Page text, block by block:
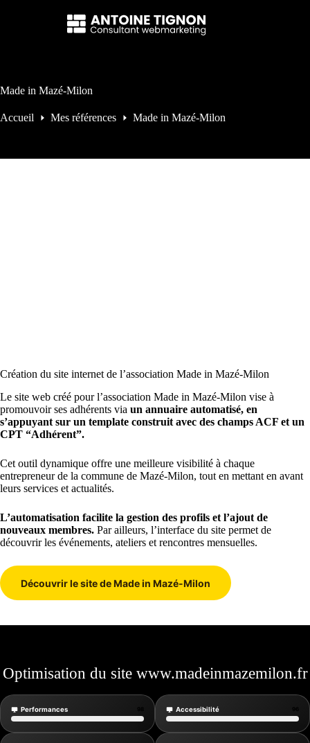
Made in Mazé-Milon
Accueil Mes références Made in Mazé-Milon
Création du site internet de l’association Made in Mazé-Milon
Le site web créé pour l’association Made in Mazé-Milon vise à
promouvoir ses adhérents via un annuaire automatisé, en
s’appuyant sur un template construit avec des champs ACF et un
CPT “Adhérent”.
Cet outil dynamique offre une meilleure visibilité à chaque
entrepreneur de la commune de Mazé-Milon, tout en mettant en avant
leurs services et actualités.
L’automatisation facilite la gestion des profils et l’ajout de
nouveaux membres. Par ailleurs, l’interface du site permet de
découvrir les événements, ateliers et rencontres mensuelles.
Découvrir le site de Made in Mazé-Milon
Optimisation du site www.madeinmazemilon.fr
Performances Accessibilité